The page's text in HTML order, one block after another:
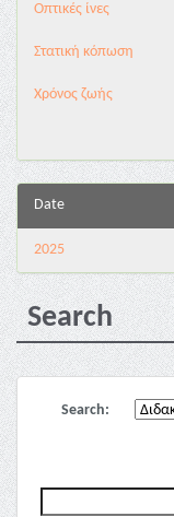
Οπτικές ίνες
Στατική κόπωση
Χρόνος ζωής
Date
2025
Search
Search: